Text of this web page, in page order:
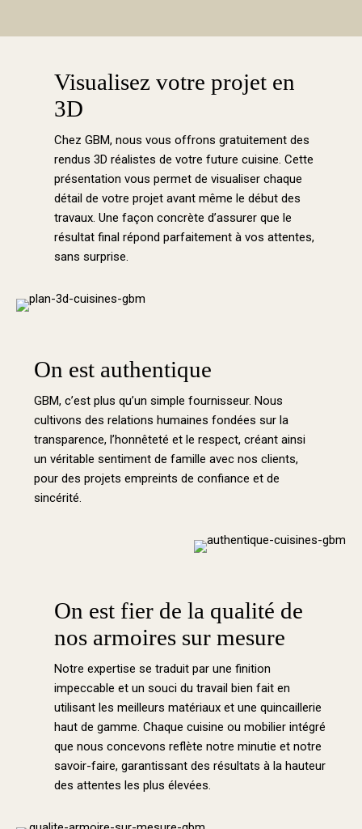
Visualisez votre projet en
3D
Chez GBM, nous vous offrons gratuitement des
rendus 3D réalistes de votre future cuisine. Cette
présentation vous permet de visualiser chaque
détail de votre projet avant même le début des
travaux. Une façon concrète d’assurer que le
résultat final répond parfaitement à vos attentes,
sans surprise.
On est authentique
GBM, c’est plus qu’un simple fournisseur. Nous
cultivons des relations humaines fondées sur la
transparence, l’honnêteté et le respect, créant ainsi
un véritable sentiment de famille avec nos clients,
pour des projets empreints de confiance et de
sincérité.
On est fier de la qualité de
nos armoires sur mesure
Notre expertise se traduit par une finition
impeccable et un souci du travail bien fait en
utilisant les meilleurs matériaux et une quincaillerie
haut de gamme. Chaque cuisine ou mobilier intégré
que nous concevons reflète notre minutie et notre
savoir-faire, garantissant des résultats à la hauteur
des attentes les plus élevées.